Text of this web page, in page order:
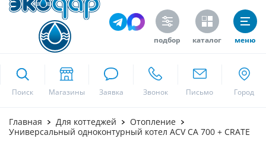
подбор каталог меню
Поиск
Москва
Главная Для коттеджей
Отопление
Универсальный одноконтурный котел ACV CA 700 + CRATE